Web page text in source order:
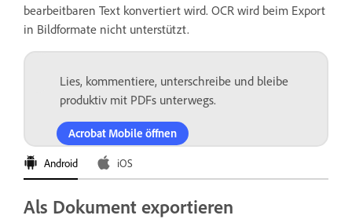
bearbeitbaren Text konvertiert wird. OCR wird beim Export
in Bildformate nicht unterstützt.
Lies, kommentiere, unterschreibe und bleibe
produktiv mit PDFs unterwegs.
Acrobat Mobile öffnen
Android iOS
Als Dokument exportieren